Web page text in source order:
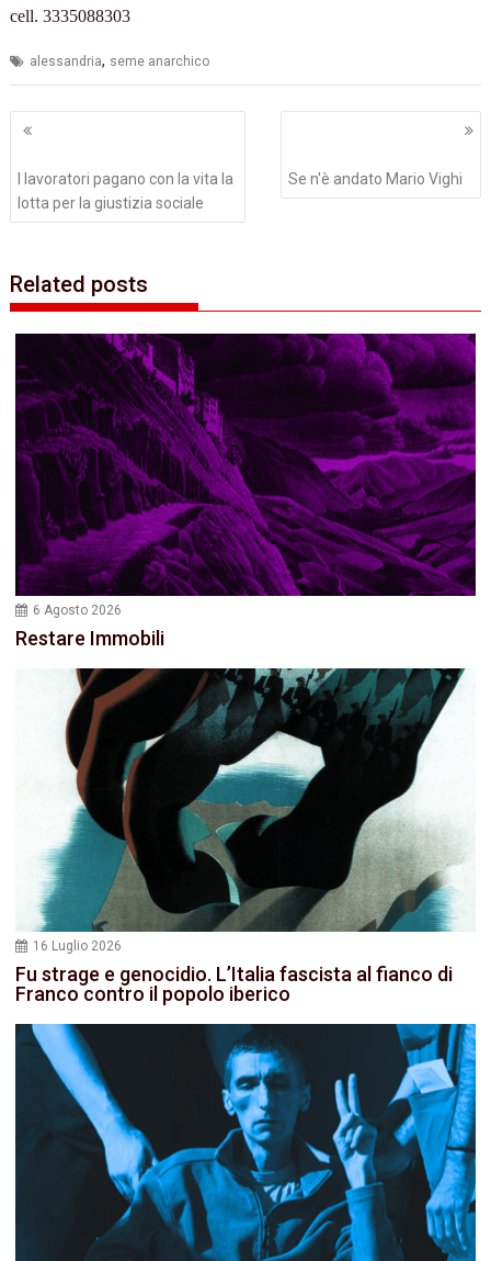
cell. 3335088303
alessandria, seme anarchico
Navigazione
I lavoratori pagano con la vita la
lotta per la giustizia sociale
Se n'è andato Mario Vighi
Related posts
6 Agosto 2026
Restare Immobili
16 Luglio 2026
Fu strage e genocidio. L’Italia fascista al fianco di
Franco contro il popolo iberico